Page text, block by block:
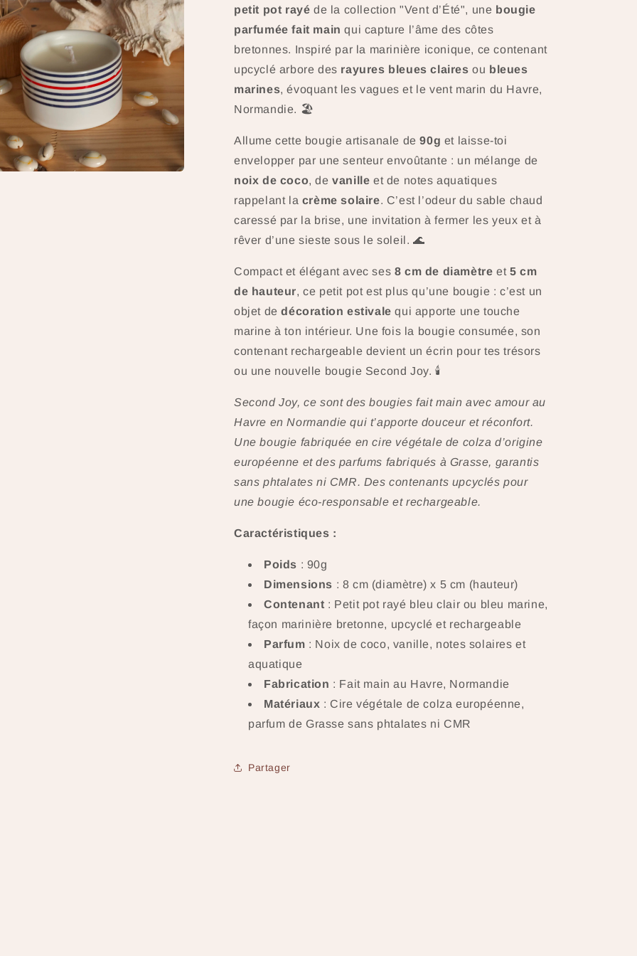
petit pot rayé de la collection "Vent d’Été", une bougie
parfumée fait main qui capture l’âme des côtes
bretonnes. Inspiré par la marinière iconique, ce contenant
upcyclé arbore des rayures bleues claires ou bleues
marines, évoquant les vagues et le vent marin du Havre,
Normandie. 🏖️
Allume cette bougie artisanale de90g et laisse-toi
envelopper par une senteur envoûtante : un mélange de
noix de coco, devanille et de notes aquatiques
rappelant la crème solaire. C’est l’odeur du sable chaud
caressé par la brise, une invitation à fermer les yeux et à
rêver d’une sieste sous le soleil. 🌊
Compact et élégant avec ses 8 cm de diamètre et 5 cm
de hauteur, ce petit pot est plus qu’une bougie : c’est un
objet dedécoration estivale qui apporte une touche
marine à ton intérieur. Une fois la bougie consumée, son
contenant rechargeable devient un écrin pour tes trésors
ou une nouvelle bougie Second Joy. 🕯️
Second Joy, ce sont des bougies fait main avec amour au
Havre en Normandie qui t’apporte douceur et réconfort.
Une bougie fabriquée en cire végétale de colza d’origine
européenne et des parfums fabriqués à Grasse, garantis
sans phtalates ni CMR. Des contenants upcyclés pour
une bougie éco-responsable et rechargeable.
Caractéristiques :
Poids : 90g
Dimensions : 8 cm (diamètre) x 5 cm (hauteur)
Contenant : Petit pot rayé bleu clair ou bleu marine,
façon marinière bretonne, upcyclé et rechargeable
Parfum : Noix de coco, vanille, notes solaires et
aquatique
Fabrication : Fait main au Havre, Normandie
Matériaux : Cire végétale de colza européenne,
parfum de Grasse sans phtalates ni CMR
Partager